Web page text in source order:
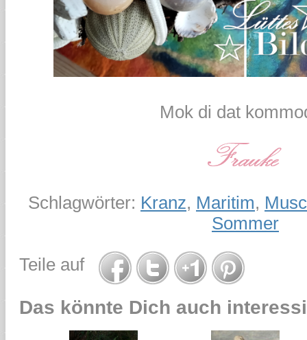
Mok di dat
Schlagwörter: Kranz, Maritim,
Sommer
Teile auf
Das könnte Dich auch